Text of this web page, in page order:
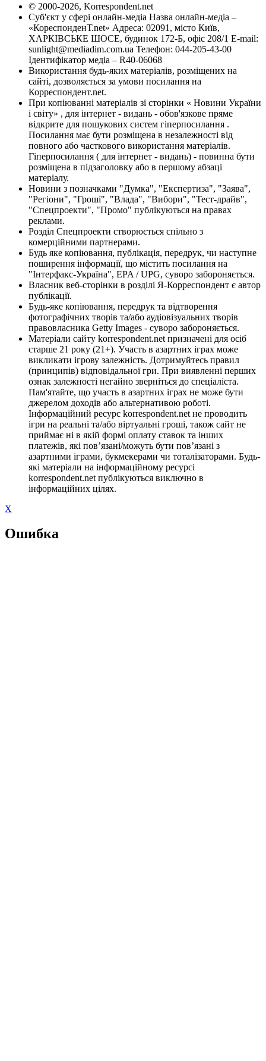
© 2000-2026, Korrespondent.net
Суб'єкт у сфері онлайн-медіа Назва онлайн-медіа –
«КореспонденТ.net» Адреса: 02091, місто Київ,
ХАРКІВСЬКЕ ШОСЕ, будинок 172-Б, офіс 208/1 E-mail:
sunlight@mediadim.com.ua Телефон: 044-205-43-00
Ідентифікатор медіа – R40-06068
Використання будь-яких матеріалів, розміщених на
сайті, дозволяється за умови посилання на
Корреспондент.net.
При копіюванні матеріалів зі сторінки « Новини України
і світу» , для інтернет - видань - обов'язкове пряме
відкрите для пошукових систем гіперпосилання .
Посилання має бути розміщена в незалежності від
повного або часткового використання матеріалів.
Гіперпосилання ( для інтернет - видань) - повинна бути
розміщена в підзаголовку або в першому абзаці
матеріалу.
Новини з позначками "Думка", "Експертиза", "Заява",
"Регіони", "Гроші", "Влада", "Вибори", "Тест-драйв",
"Спецпроекти", "Промо" публікуються на правах
реклами.
Розділ Спецпроекти створюється спільно з
комерційними партнерами.
Будь яке копіювання, публікація, передрук, чи наступне
поширення інформації, що містить посилання на
"Інтерфакс-Україна", EPA / UPG, суворо забороняється.
Власник веб-сторінки в розділі Я-Корреспондент є автор
публікації.
Будь-яке копіювання, передрук та відтворення
фотографічних творів та/або аудіовізуальних творів
правовласника Getty Images - суворо забороняється.
Матеріали сайту korrespondent.net призначені для осіб
старше 21 року (21+). Участь в азартних іграх може
викликати ігрову залежність. Дотримуйтесь правил
(принципів) відповідальної гри. При виявленні перших
ознак залежності негайно зверніться до спеціаліста.
Пам'ятайте, що участь в азартних іграх не може бути
джерелом доходів або альтернативою роботі.
Інформаційний ресурс korrespondent.net не проводить
ігри на реальні та/або віртуальні гроші, також сайт не
приймає ні в якій формі оплату ставок та інших
платежів, які пов’язані/можуть бути пов’язані з
азартними іграми, букмекерами чи тоталізаторами. Будь-
які матеріали на інформаційному ресурсі
korrespondent.net публікуються виключно в
інформаційних цілях.
X
Ошибка